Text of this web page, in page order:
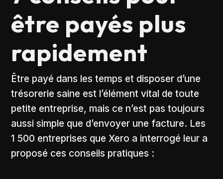
être payés plus
rapidement
Être payé dans les temps et disposer d’une
trésorerie saine est l’élément vital de toute
petite entreprise, mais ce n’est pas toujours
aussi simple que d’envoyer une facture. Les
1 500 entreprises que Xero a interrogé leur a
proposé ces conseils pratiques :